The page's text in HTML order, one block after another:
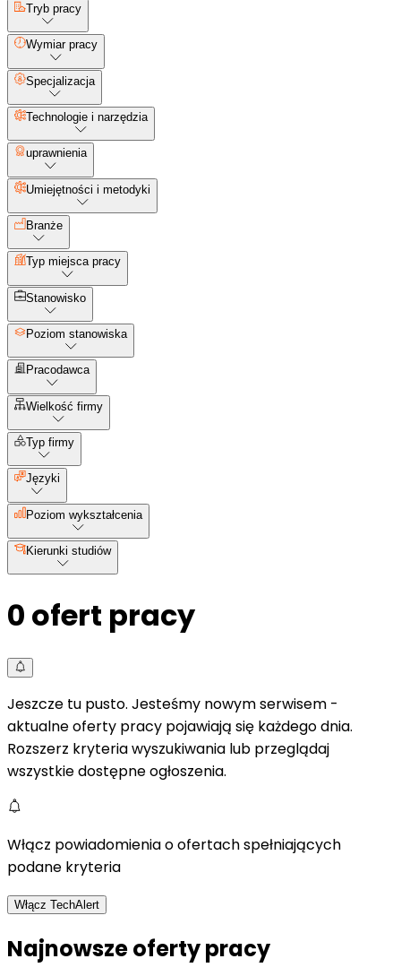
Tryb pracy
Wymiar pracy
Specjalizacja
Technologie i narzędzia
uprawnienia
Umiejętności i metodyki
Branże
Typ miejsca pracy
Stanowisko
Poziom stanowiska
Pracodawca
Wielkość firmy
Typ firmy
Języki
Poziom wykształcenia
Kierunki studiów
0 ofert pracy
Jeszcze tu pusto. Jesteśmy nowym serwisem -
aktualne oferty pracy pojawiają się każdego dnia.
Rozszerz kryteria wyszukiwania lub przeglądaj
wszystkie dostępne ogłoszenia.
Włącz powiadomienia o ofertach spełniających
podane kryteria
Włącz TechAlert
Najnowsze oferty pracy